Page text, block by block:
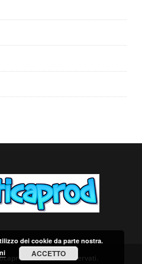
Tutti i diritti riservati.
dei cookie da parte nostra.
ACCETTO